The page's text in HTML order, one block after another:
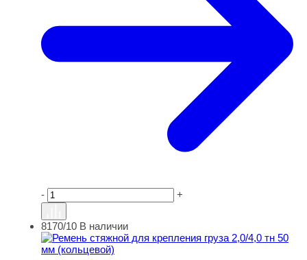
- +
Ремень стяжной для крепления груза 2,0/4,0 тн 50 мм
8170/10 В наличии